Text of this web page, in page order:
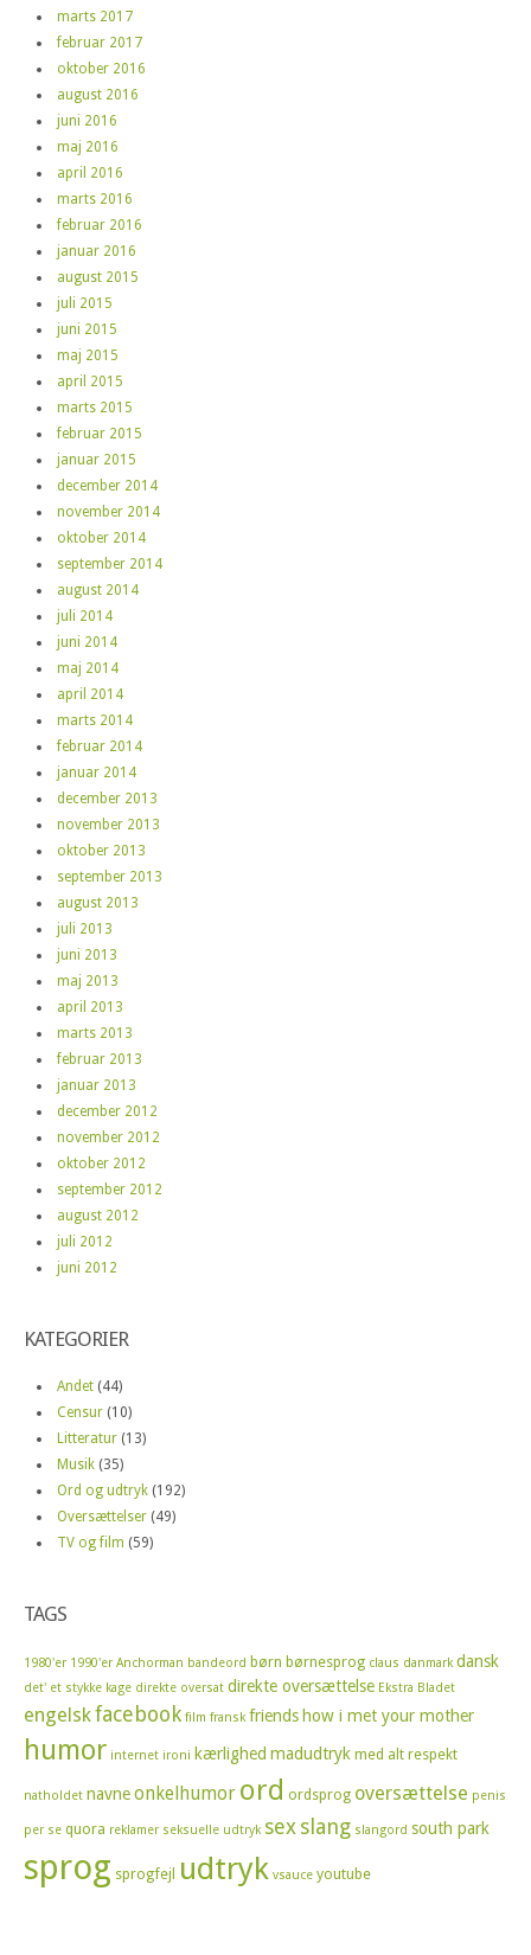
marts 2017
februar 2017
oktober 2016
august 2016
juni 2016
maj 2016
april 2016
marts 2016
februar 2016
januar 2016
august 2015
juli 2015
juni 2015
maj 2015
april 2015
marts 2015
februar 2015
januar 2015
december 2014
november 2014
oktober 2014
september 2014
august 2014
juli 2014
juni 2014
maj 2014
april 2014
marts 2014
februar 2014
januar 2014
december 2013
november 2013
oktober 2013
september 2013
august 2013
juli 2013
juni 2013
maj 2013
april 2013
marts 2013
februar 2013
januar 2013
december 2012
november 2012
oktober 2012
september 2012
august 2012
juli 2012
juni 2012
KATEGORIER
Andet (44)
Censur (10)
Litteratur (13)
Musik (35)
Ord og udtryk (192)
Oversættelser (49)
TV og film (59)
TAGS
1980'er 1990'er Anchorman bandeord børn børnesprog claus danmark dansk
det' et stykke kage direkte oversat direkte oversættelse Ekstra Bladet
engelskfacebook film fransk friends how i met your mother
humor internet ironi kærlighed madudtryk med alt respekt
natholdet navneonkelhumor ord ordsprog oversættelse penis
per se quora reklamer seksuelle udtryk sexslang slangord south park
sprog sprogfejl udtryk vsauce youtube